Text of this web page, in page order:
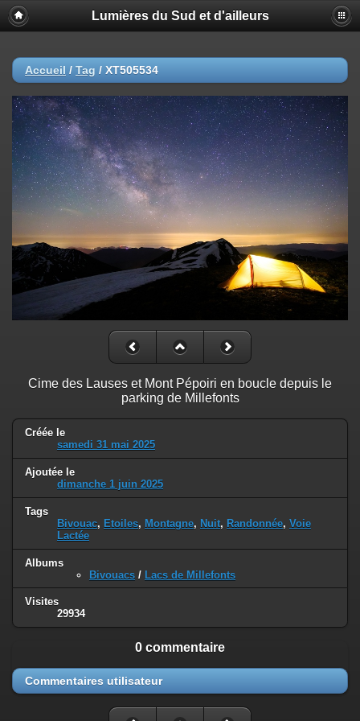
Lumières du Sud et d'ailleurs
Accueil / Tag / XT505534
Cime des Lauses et Mont Pépoiri en boucle depuis le
parking de Millefonts
Créée le
samedi 31 mai 2025
Ajoutée le
dimanche 1 juin 2025
Tags
Bivouac, Etoiles, Montagne, Nuit, Randonnée, Voie
Lactée
Albums
Bivouacs / Lacs de Millefonts
Visites
29934
0 commentaire
Commentaires utilisateur